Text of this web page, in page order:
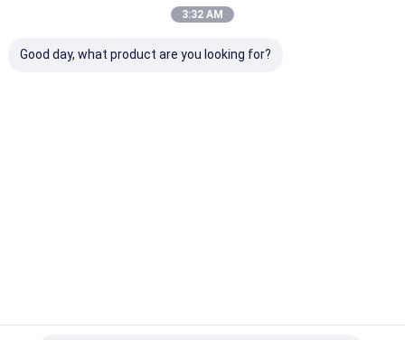
3:32 AM
Good day, what product are you looking for?